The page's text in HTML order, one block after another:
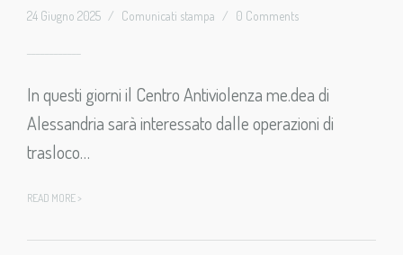
24 Giugno 2025 / Comunicati stampa / 0 Comments
In questi giorni il Centro Antiviolenza me.dea di
Alessandria sarà interessato dalle operazioni di
trasloco…
READ MORE >